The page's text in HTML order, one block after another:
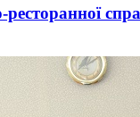
ресторанної